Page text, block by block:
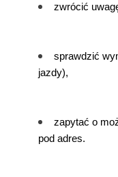
zwrócić
sprawdzić
jazdy),
zapytać o
pod adres.